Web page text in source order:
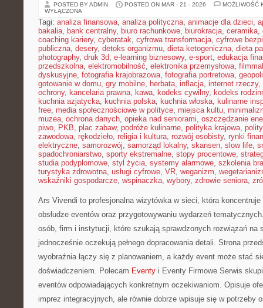
POSTED BY ADMIN POSTED ON MAR - 21 - 2026
MOŻLIWOŚĆ
WYŁĄCZONA
Tagi: analiza finansowa, analiza polityczna, animacje dla dzieci,
bakalia, bank centralny, biuro rachunkowe, biurokracja, ceramika,
coaching kariery, cyberatak, cyfrowa transformacja, cyfrowe
publiczna, desery, detoks organizmu, dieta ketogeniczna, dieta
photography, druk 3d, e-learning biznesowy, e-sport, edukacja
przedszkolna, elektromobilność, elektronika przemysłowa,
dyskusyjne, fotografia krajobrazowa, fotografia portretowa,
gotowanie w domu, gry mobilne, herbata, inflacja, internet rzeczy,
ochrony, kancelaria prawna, kawa, kodeks cywilny, kodeks
kuchnia azjatycka, kuchnia polska, kuchnia włoska, kulinarne
free, media społecznościowe w polityce, miejsca kultu,
muzea, ochrona danych, opieka nad seniorami, oszczędzanie
piwo, PKB, plac zabaw, podróże kulinarne, polityka krajowa,
zawodowa, rękodzieło, religia i kultura, rozwój osobisty, rynki
elektryczne, samorozwój, samorząd lokalny, skansen, slow life,
spadochroniarstwo, sporty ekstremalne, stopy procentowe,
studia podyplomowe, styl życia, systemy alarmowe, szkolenia
turystyka zdrowotna, usługi cyfrowe, VR, weganizm,
wskaźniki gospodarcze, wspinaczka, wybory, zdrowie seniora,
Ars Vivendi to profesjonalna wizytówka w sieci, która
obsłudze eventów oraz przygotowywaniu wydarzeń
osób, firm i instytucji, które szukają sprawdzonych rozwiązań na
jednocześnie oczekują pełnego dopracowania detali. Strona
wyobraźnia łączy się z planowaniem, a każdy event może stać
doświadczeniem. Polecam Eventy i Eventy Firmowe Serwis
eventów odpowiadających konkretnym oczekiwaniom. Opisuje
imprez integracyjnych, ale równie dobrze wpisuje się w potrzeby